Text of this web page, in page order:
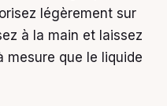
légèrement sur
à la main et laissez
mesure que le liquide